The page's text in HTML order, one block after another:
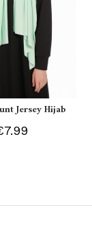
Jersey Hijab